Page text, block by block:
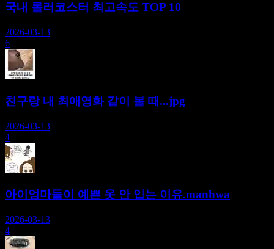
국내 롤러코스터 최고속도 TOP 10
2026-03-13
6
친구랑 내 최애영화 같이 볼 때...jpg
2026-03-13
4
아이엄마들이 예쁜 옷 안 입는 이유.manhwa
2026-03-13
4